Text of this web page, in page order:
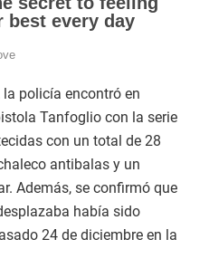
policía encontró en
Tanfoglio con la serie
con un total de 28
antibalas y un
Además, se confirmó que
había sido
24 de diciembre en la